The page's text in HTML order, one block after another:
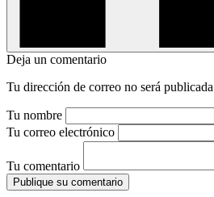
Deja un comentario
Tu dirección de correo no será publicada
Tu nombre
Tu correo electrónico
Tu comentario
Publique su comentario